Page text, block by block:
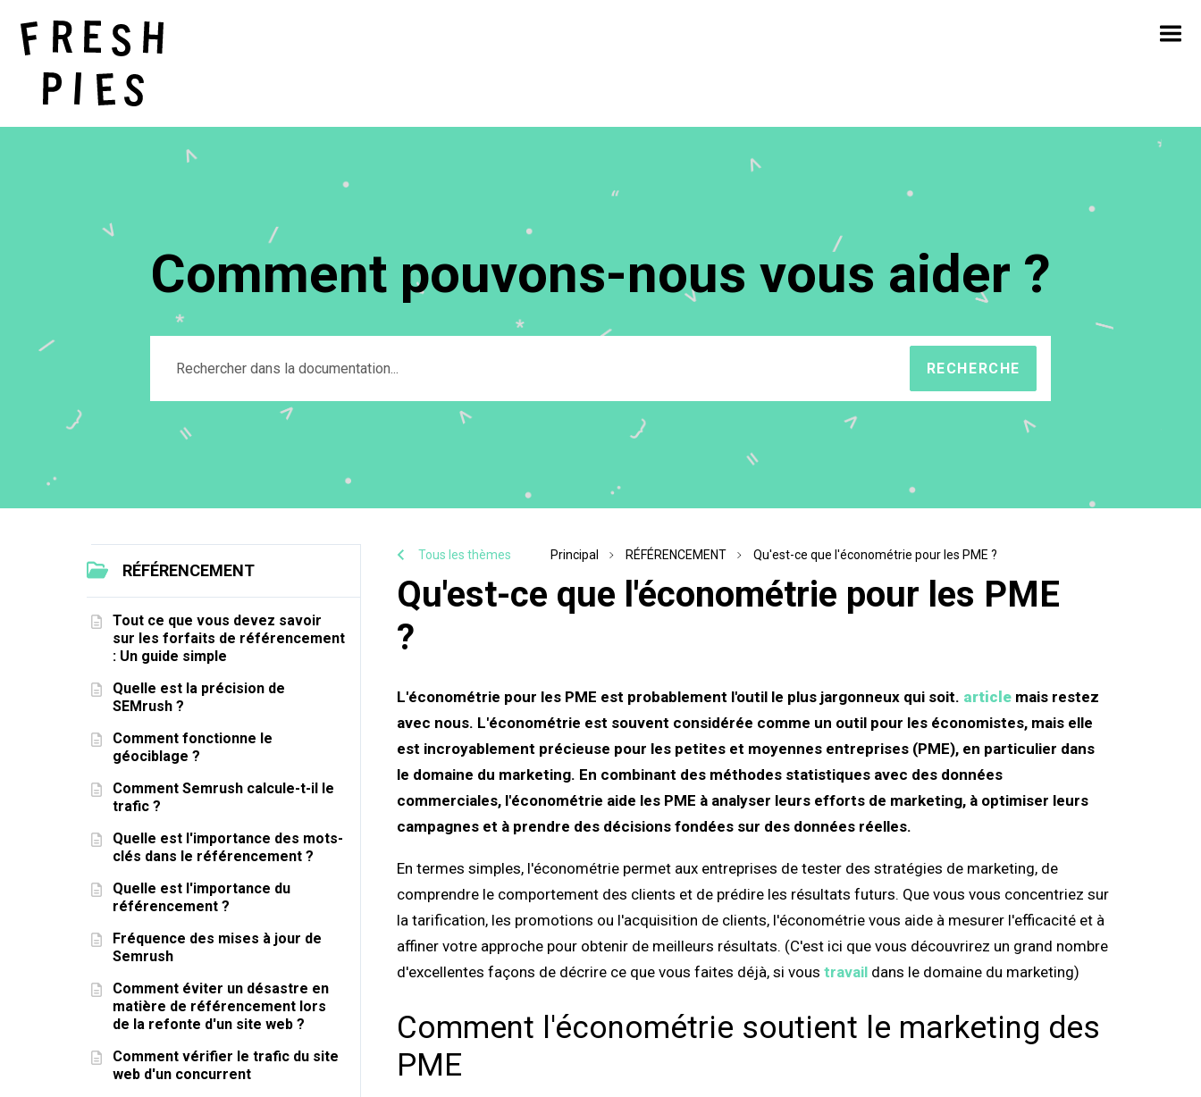
Comment pouvons-nous vous aider ?
RECHERCHE
RÉFÉRENCEMENT
Tout ce que vous devez savoir
sur les forfaits de référencement
: Un guide simple
Quelle est la précision de
SEMrush ?
Comment fonctionne le
géociblage ?
Comment Semrush calcule-t-il le
trafic ?
Quelle est l'importance des mots-
clés dans le référencement ?
Quelle est l'importance du
référencement ?
Fréquence des mises à jour de
Semrush
Comment éviter un désastre en
matière de référencement lors
de la refonte d'un site web ?
Comment vérifier le trafic du site
web d'un concurrent
Tous les thèmes Principal RÉFÉRENCEMENT Qu'est-ce que l'économétrie pour les PME ?
Qu'est-ce que l'économétrie pour les PME
?
L'économétrie pour les PME est probablement l'outil le plus jargonneux qui soit. article mais restez
avec nous. L'économétrie est souvent considérée comme un outil pour les économistes, mais elle
est incroyablement précieuse pour les petites et moyennes entreprises (PME), en particulier dans
le domaine du marketing. En combinant des méthodes statistiques avec des données
commerciales, l'économétrie aide les PME à analyser leurs efforts de marketing, à optimiser leurs
campagnes et à prendre des décisions fondées sur des données réelles.
En termes simples, l'économétrie permet aux entreprises de tester des stratégies de marketing, de
comprendre le comportement des clients et de prédire les résultats futurs. Que vous vous concentriez sur
la tarification, les promotions ou l'acquisition de clients, l'économétrie vous aide à mesurer l'efficacité et à
affiner votre approche pour obtenir de meilleurs résultats. (C'est ici que vous découvrirez un grand nombre
d'excellentes façons de décrire ce que vous faites déjà, si vous travail dans le domaine du marketing)
Comment l'économétrie soutient le marketing des
PME